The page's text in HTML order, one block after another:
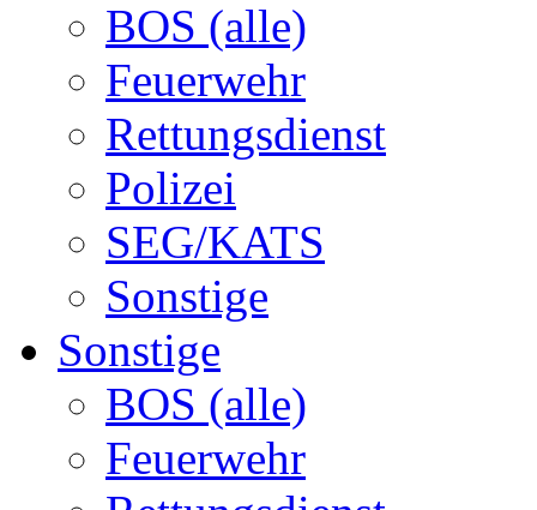
BOS (alle)
Feuerwehr
Rettungsdienst
Polizei
SEG/KATS
Sonstige
Sonstige
BOS (alle)
Feuerwehr